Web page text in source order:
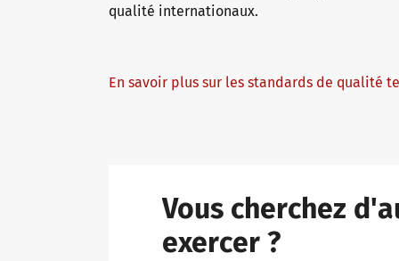
qualité internationaux.
En savoir plus sur les standards de qualité
Vous cherchez
exercer ?